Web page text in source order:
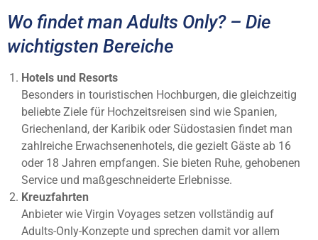
Wo findet man Adults Only? – Die
wichtigsten Bereiche
Hotels und Resorts
Besonders in touristischen Hochburgen, die gleichzeitig
beliebte Ziele für Hochzeitsreisen sind wie Spanien,
Griechenland, der Karibik oder Südostasien findet man
zahlreiche Erwachsenenhotels, die gezielt Gäste ab 16
oder 18 Jahren empfangen. Sie bieten Ruhe, gehobenen
Service und maßgeschneiderte Erlebnisse.
Kreuzfahrten
Anbieter wie Virgin Voyages setzen vollständig auf
Adults-Only-Konzepte und sprechen damit vor allem